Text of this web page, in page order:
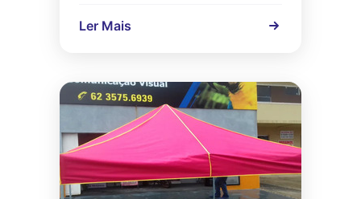
Ler Mais